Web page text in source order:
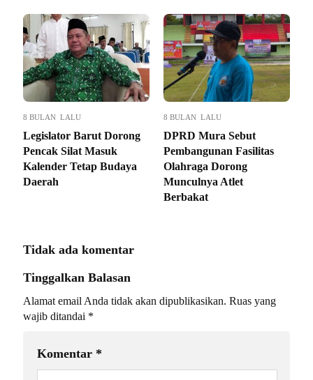
8 BULAN LALU
Legislator Barut Dorong
Pencak Silat Masuk
Kalender Tetap Budaya
Daerah
8 BULAN LALU
DPRD Mura Sebut
Pembangunan Fasilitas
Olahraga Dorong
Munculnya Atlet
Berbakat
Tidak ada komentar
Tinggalkan Balasan
Alamat email Anda tidak akan dipublikasikan. Ruas yang
wajib ditandai *
Komentar *